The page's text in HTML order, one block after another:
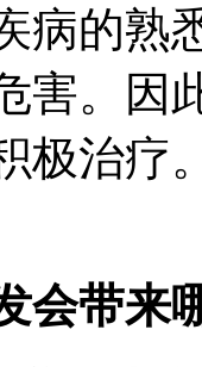
病的熟
害。因
极治疗
会带来